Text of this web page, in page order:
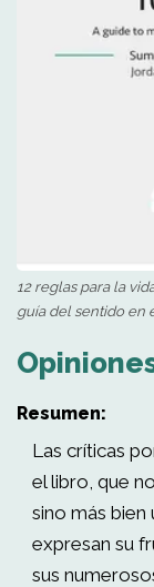
12 reglas para la
guía del sentido en
Resumen:
Las críticas
el libro, que
sino más bien
expresan su
sus